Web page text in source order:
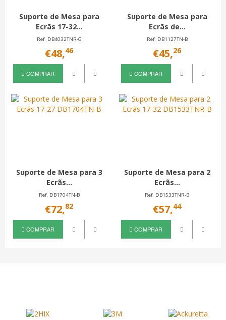
Suporte de Mesa para
Ecrãs 17-32...
Ref. DB4032TNR-G
€48,46
COMPRAR
Suporte de Mesa para
Ecrãs de...
Ref. DB1127TN-B
€45,26
COMPRAR
Suporte de Mesa para 3
Ecrãs...
Ref. DB1704TN-B
€72,82
COMPRAR
Suporte de Mesa para 2
Ecrãs...
Ref. DB1533TNR-B
€57,44
COMPRAR